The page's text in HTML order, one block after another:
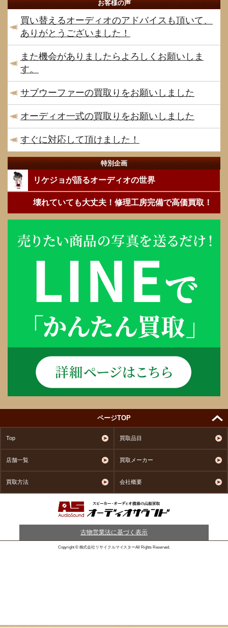
お客様の声
買い替えるオーディオのアドバイスも頂いて、
ありがとうございました！
また機会がありましたらよろしくお願いしま
す。
サブウーファーの買取りをお願いしました
オーディオ一式の買取りをお願いしました
すぐに対応して頂けました！
特別企画
リケジョが語るオーディオの世界
壊れていても大丈夫！修理工房完備で高価買取！
ページTOP
Top 買取品目
店舗一覧 買取メーカー
買取方法 会社概要
古物営業法に基づく表示
Copyright © 株式会社リサイクルマイスターAll Rights Reserved.